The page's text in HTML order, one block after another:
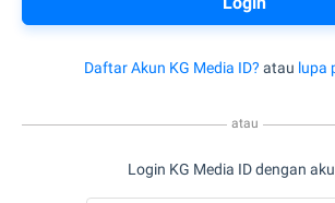
Daftar Akun KG Media ID? atau lupa
atau
Login KG Media ID dengan